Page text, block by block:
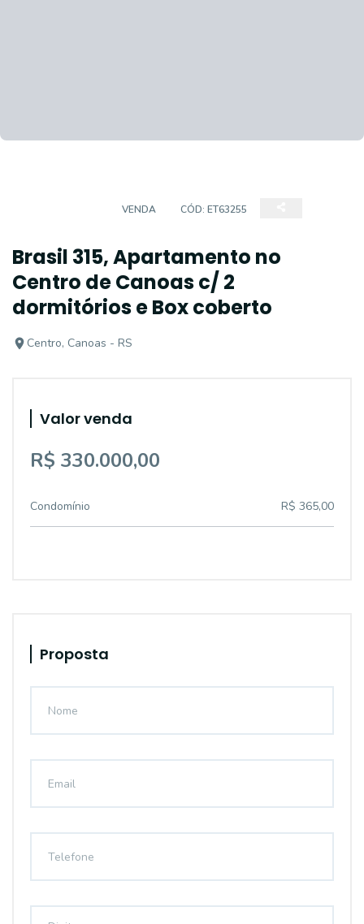
VENDA CÓD: ET63255
Brasil 315, Apartamento no
Centro de Canoas c/ 2
dormitórios e Box coberto
Centro, Canoas - RS
Valor venda
R$ 330.000,00
Condomínio R$ 365,00
Proposta